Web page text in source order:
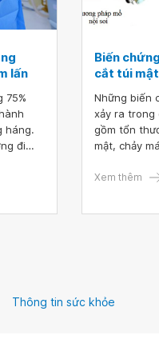
lấn
75%
háng.
đi
ống
Biến
cắt túi
Những biến
xảy ra trong
gồm tổn
mật, chảy
nghiệm của
Xem thêm
Thông tin sức khỏe